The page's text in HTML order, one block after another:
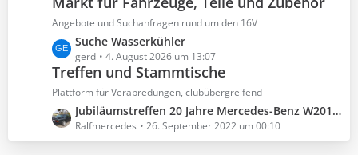
i
t
r
ä
g
e
t
z
e
B
i
t
r
Angebote und Suchanfragen rund um den 16V
L
e
t
z
e
B
Suche Wasserkühler
gerd 4. August 2026 um 13:07
Treffen und Stammtische
Plattform für Verabredungen, clubübergreifend
L
e
t
Jubiläumstreffen 20 Jahre Mercedes-Benz W201 16V Club e.V.
Ralfmercedes 26. September 2022 um 00:10